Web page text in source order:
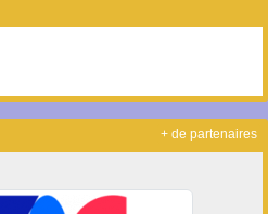
+ de partenaires